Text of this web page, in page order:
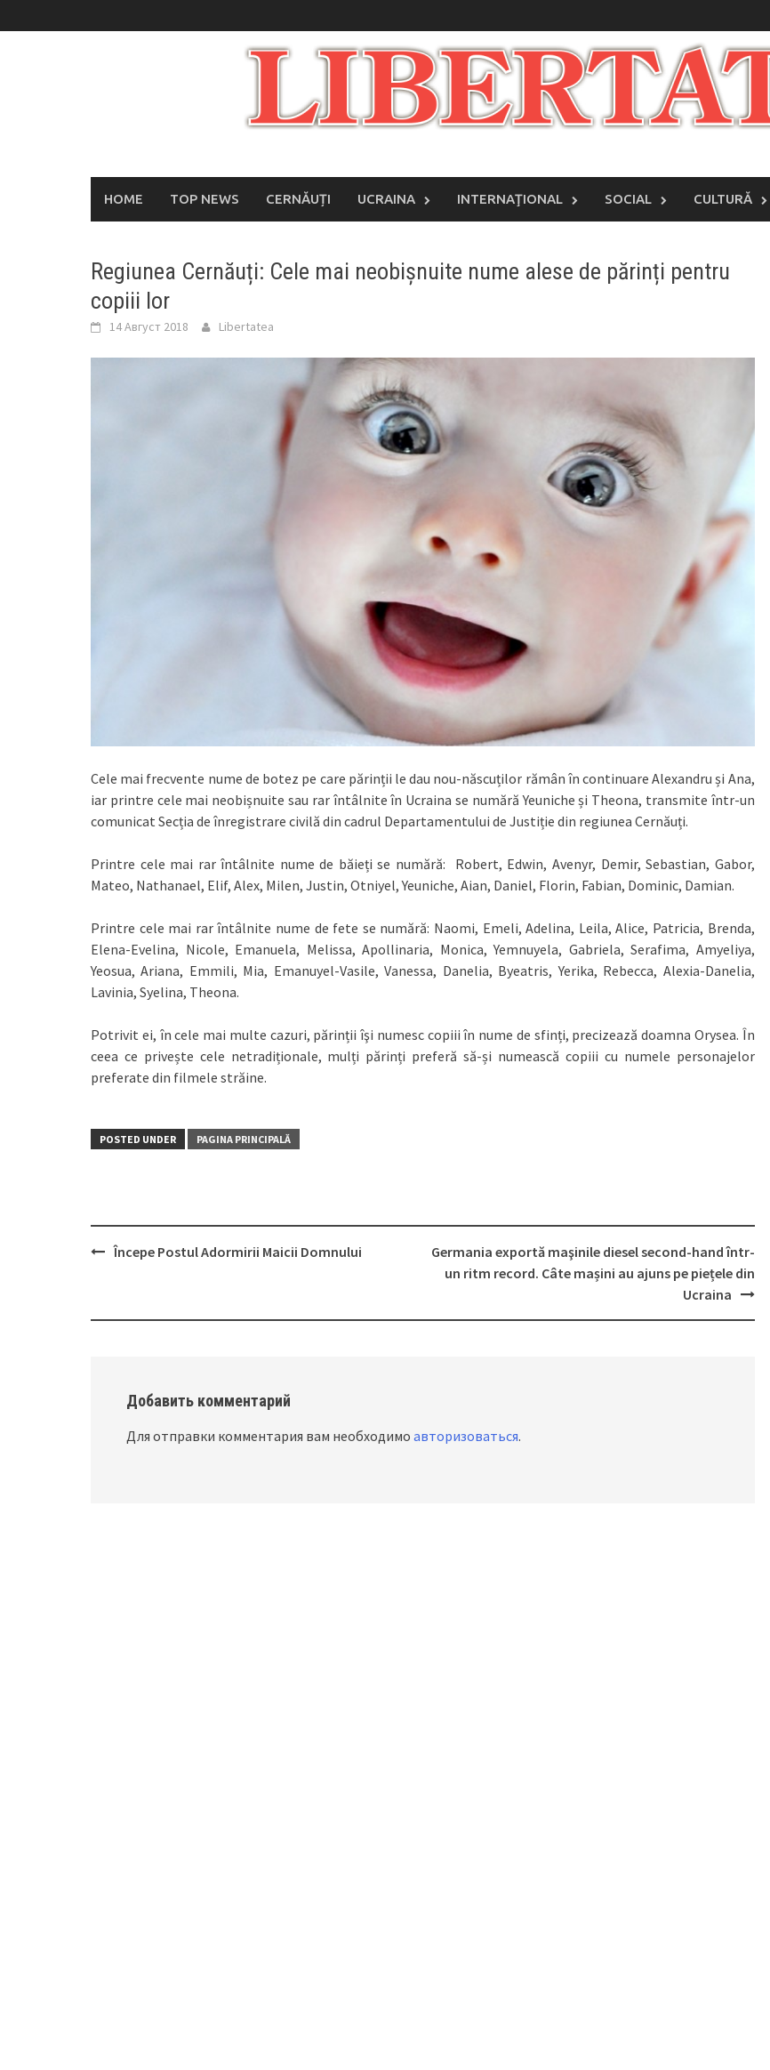
to
HOME TOP NEWS CERNĂUȚI UCRAINA INTERNAŢIONAL SOCIAL CULTURĂ
Regiunea Cernăuți: Cele mai neobișnuite nume alese de părinți pentru
copiii lor
14 Август 2018 Libertatea
Cele mai frecvente nume de botez pe care părinții le dau nou-născuților rămân în continuare Alexandru și Ana,
iar printre cele mai neobișnuite sau rar întâlnite în Ucraina se numără Yeuniche și Theona, transmite într-un
comunicat Secția de înregistrare civilă din cadrul Departamentului de Justiție din regiunea Cernăuți.
Printre cele mai rar întâlnite nume de băieți se numără: Robert, Edwin, Avenyr, Demir, Sebastian, Gabor,
Mateo, Nathanael, Elif, Alex, Milen, Justin, Otniyel, Yeuniche, Aian, Daniel, Florin, Fabian, Dominic, Damian.
Printre cele mai rar întâlnite nume de fete se numără: Naomi, Emeli, Adelina, Leila, Alice, Patricia, Brenda,
Elena-Evelina, Nicole, Emanuela, Melissa, Apollinaria, Monica, Yemnuyela, Gabriela, Serafima, Amyeliya,
Yeosua, Ariana, Emmili, Mia, Emanuyel-Vasile, Vanessa, Danelia, Byeatris, Yerika, Rebecca, Alexia-Danelia,
Lavinia, Syelina, Theona.
Potrivit ei, în cele mai multe cazuri, părinții îşi numesc copiii în nume de sfinți, precizează doamna Orysea. În
ceea ce privește cele netradiționale, mulți părinți preferă să-și numească copiii cu numele personajelor
preferate din filmele străine.
POSTED UNDER PAGINA PRINCIPALĂ
Începe Postul Adormirii Maicii Domnului
Germania exportă maşinile diesel second-hand într-
un ritm record. Câte mașini au ajuns pe piețele din
Ucraina
Добавить комментарий
Для отправки комментария вам необходимо авторизоваться.